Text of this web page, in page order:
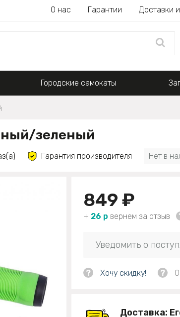
О нас Гарантии Доставки
Городские самокаты
зеленый
Гарантия производителя Нет в
849 ₽
+ 26 р вернем за отзыв
Уведомить о
? Хочу скидку! ?
Доставка: